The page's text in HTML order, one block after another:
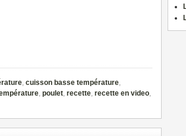
, cuisson basse température,
, poulet, recette, recette en video,